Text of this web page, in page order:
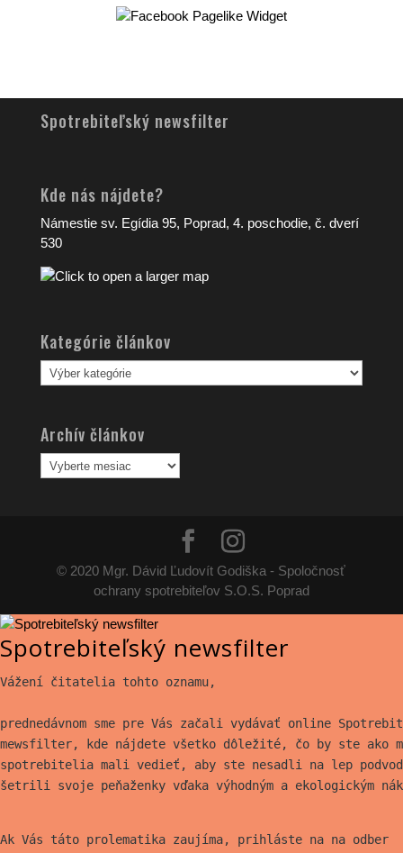
Spotrebiteľský newsfilter
Kde nás nájdete?
Námestie sv. Egídia 95, Poprad, 4. poschodie, č. dverí
530
Kategórie článkov
Kategórie
článkov
Archív článkov
Archív
článkov
© 2020 Mgr. Dávid Ľudovít Godiška - Spoločnosť
ochrany spotrebiteľov S.O.S. Poprad
Spotrebiteľský newsfilter
Vážení čitatelia tohto oznamu,
prednedávnom sme pre Vás začali vydávať online
mewsfilter, kde nájdete všetko dôležité, čo by ste ako
spotrebitelia mali vedieť, aby ste nesadli na lep
šetrili svoje peňaženky vďaka výhodným a ekologickým
Ak Vás táto prolematika zaujíma, prihláste na na odber